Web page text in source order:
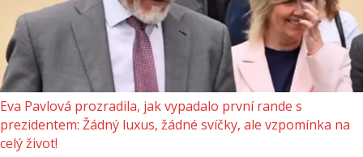
Eva Pavlová prozradila, jak vypadalo první rande s
prezidentem: Žádný luxus, žádné svíčky, ale vzpomínka na
celý život!